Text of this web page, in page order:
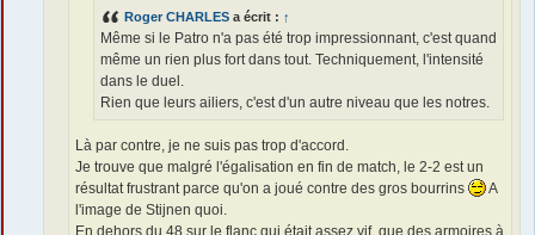
Roger CHARLES a écrit : ↑
Même si le Patro n'a pas été trop impressionnant, c'est quand
même un rien plus fort dans tout. Techniquement, l'intensité
dans le duel.
Rien que leurs ailiers, c'est d'un autre niveau que les notres.
Là par contre, je ne suis pas trop d'accord.
Je trouve que malgré l'égalisation en fin de match, le 2-2 est un
résultat frustrant parce qu'on a joué contre des gros bourrins
A
l'image de Stijnen quoi.
En dehors du 48 sur le flanc qui était assez vif, que des armoires à